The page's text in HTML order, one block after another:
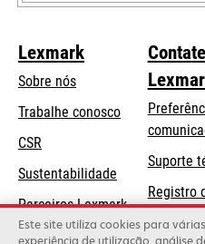
Lexmark
Sobre nós
Trabalhe conosco
CSR
Sustentabilidade
Parceiros Lexmark
Suporte
Registro
produtos
Este site utiliza cookies para
experiência de utilização, análise